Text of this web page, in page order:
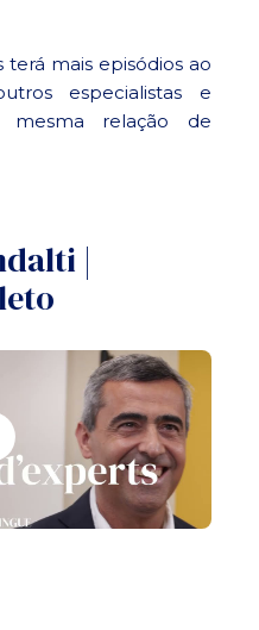
terá mais episódios ao
especialistas e
relação de
|